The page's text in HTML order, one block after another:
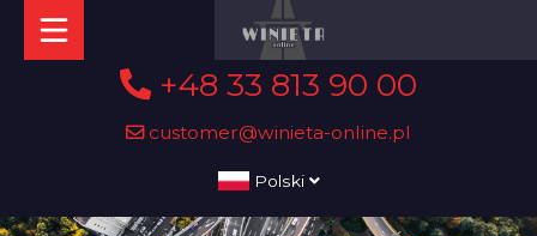
+48 33 813 90 00
customer@winieta-online.pl
Polski